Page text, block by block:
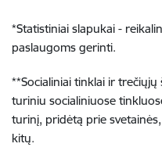
*Statistiniai slapukai -
paslaugoms gerinti.
**Socialiniai tinklai ir
turiniu socialiniuose
turinį, pridėtą prie
kitų.